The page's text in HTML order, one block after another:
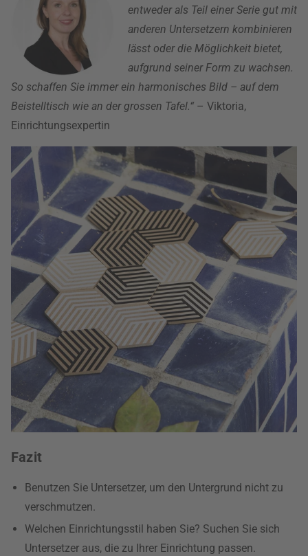
entweder als Teil einer Serie gut mit
anderen Untersetzern kombinieren
lässt oder die Möglichkeit bietet,
aufgrund seiner Form zu wachsen.
So schaffen Sie immer ein harmonisches Bild – auf dem
Beistelltisch wie an der grossen Tafel.“ – Viktoria,
Einrichtungsexpertin
Fazit
Benutzen Sie Untersetzer, um den Untergrund nicht zu
verschmutzen.
Welchen Einrichtungsstil haben Sie? Suchen Sie sich
Untersetzer aus, die zu Ihrer Einrichtung passen.